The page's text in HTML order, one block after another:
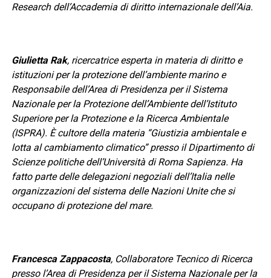
Research dell’Accademia di diritto internazionale dell’Aia.
Giulietta Rak, ricercatrice esperta in materia di diritto e
istituzioni per la protezione dell’ambiente marino e
Responsabile dell’Area di Presidenza per il Sistema
Nazionale per la Protezione dell’Ambiente dell’Istituto
Superiore per la Protezione e la Ricerca Ambientale
(ISPRA). È cultore della materia “Giustizia ambientale e
lotta al cambiamento climatico” presso il Dipartimento di
Scienze politiche dell’Università di Roma Sapienza. Ha
fatto parte delle delegazioni negoziali dell’Italia nelle
organizzazioni del sistema delle Nazioni Unite che si
occupano di protezione del mare.
Francesca Zappacosta, Collaboratore Tecnico di Ricerca
presso l’Area di Presidenza per il Sistema Nazionale per la